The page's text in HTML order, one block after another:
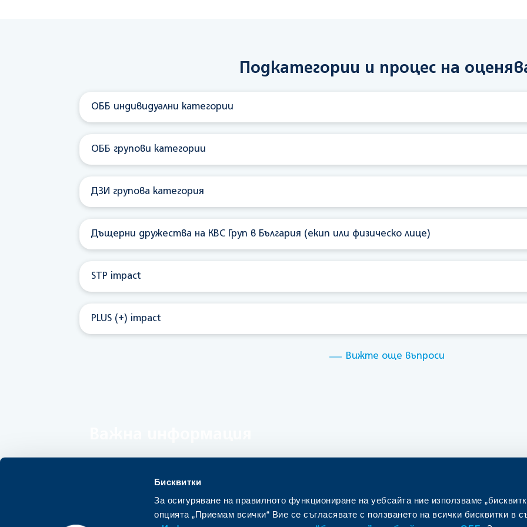
Бисквитки
За осигуряване на правилното функциониране на уебсайта ние използваме
опцията „Приемам всички“ Вие се съгласявате с ползването на всички бисквитки в
Подкатегории и процес на
ОББ индивидуални категории
ОББ групови категории
ДЗИ групова категория
Дъщерни дружества на КВС Груп в България (екип или физическо лице)
STP impact
PLUS (+) impact
Вижте още въпроси
Често задавани въпроси и отговори
Форма за номинация на колега